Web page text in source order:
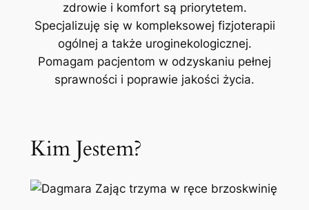
zdrowie i komfort są priorytetem.
Specjalizuję się w kompleksowej fizjoterapii
ogólnej a także uroginekologicznej.
Pomagam pacjentom w odzyskaniu pełnej
sprawności i poprawie jakości życia.
Kim Jestem?